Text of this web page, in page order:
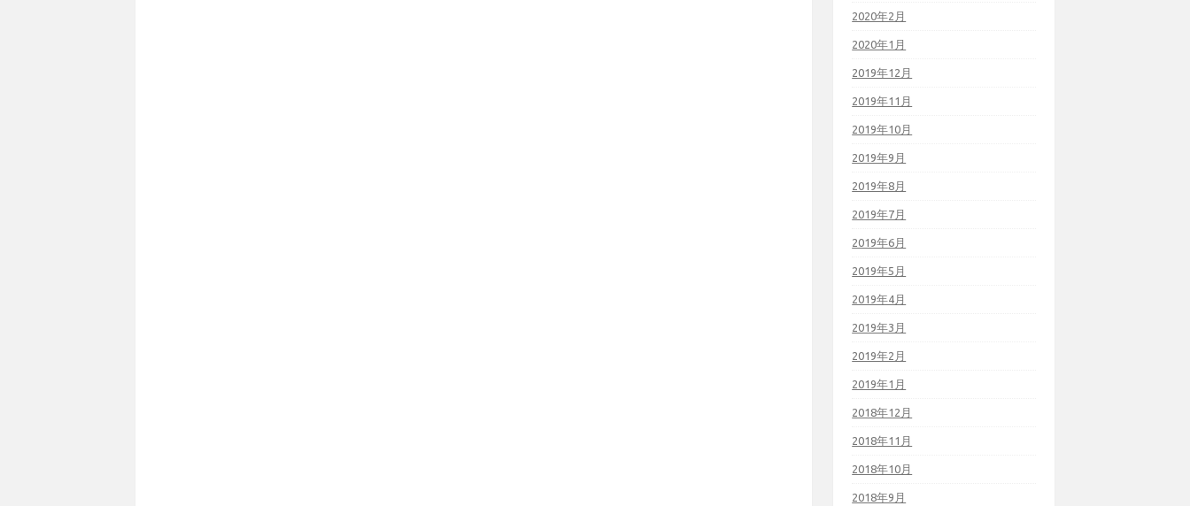
2020年2月
2020年1月
2019年12月
2019年11月
2019年10月
2019年9月
2019年8月
2019年7月
2019年6月
2019年5月
2019年4月
2019年3月
2019年2月
2019年1月
2018年12月
2018年11月
2018年10月
2018年9月